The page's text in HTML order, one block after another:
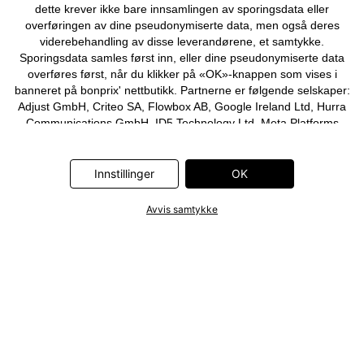
dette krever ikke bare innsamlingen av sporingsdata eller
overføringen av dine pseudonymiserte data, men også deres
viderebehandling av disse leverandørene, et samtykke.
Sporingsdata samles først inn, eller dine pseudonymiserte data
overføres først, når du klikker på «OK»-knappen som vises i
banneret på bonprix' nettbutikk. Partnerne er følgende selskaper:
Adjust GmbH, Criteo SA, Flowbox AB, Google Ireland Ltd, Hurra
Communications GmbH, ID5 Technology Ltd, Meta Platforms
Technologies UK Ltd. Ytterligere informasjon om
databehandlingene utført av disse partnerne finner du i
. Informasjonen er også tilgjengelig via en
Innstillinger OK
Avvis samtykke